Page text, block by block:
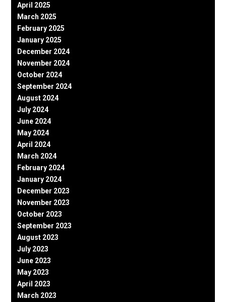
April 2025
March 2025
February 2025
January 2025
December 2024
November 2024
October 2024
September 2024
August 2024
July 2024
June 2024
May 2024
April 2024
March 2024
February 2024
January 2024
December 2023
November 2023
October 2023
September 2023
August 2023
July 2023
June 2023
May 2023
April 2023
March 2023